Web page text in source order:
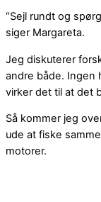
“Sejl rundt og
siger Margareta.
Jeg diskuterer
andre både. Ingen
virker det til at det
Så kommer jeg
ude at fiske
motorer.